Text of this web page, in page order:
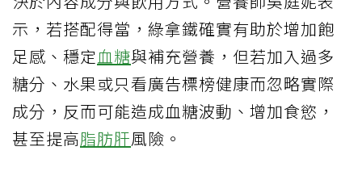
示，若搭配得當，綠拿鐵確實有助於增加飽
足感、穩定 血糖與補充營養，但若加入過多
糖分、水果或只看廣告標榜健康而忽略實際
成分，反而可能造成血糖波動、增加食慾，
甚至提高脂肪肝風險。